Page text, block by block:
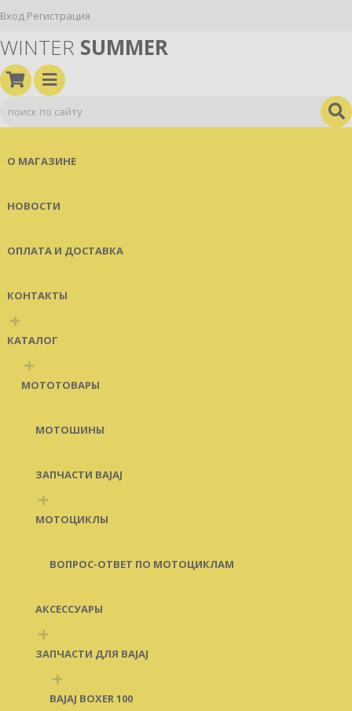
Вход Регистрация
WINTER SUMMER
О МАГАЗИНЕ
НОВОСТИ
ОПЛАТА И ДОСТАВКА
КОНТАКТЫ
+
КАТАЛОГ
+
МОТОТОВАРЫ
МОТОШИНЫ
ЗАПЧАСТИ BAJAJ
+
МОТОЦИКЛЫ
ВОПРОС-ОТВЕТ ПО МОТОЦИКЛАМ
АКСЕССУАРЫ
+
ЗАПЧАСТИ ДЛЯ BAJAJ
+
BAJAJ BOXER 100